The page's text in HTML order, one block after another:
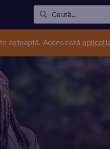
Caută...
așteaptă. Accesează